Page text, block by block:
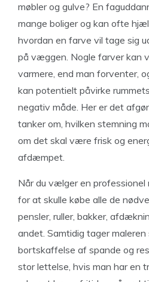
møbler og gulve? En
mange boliger og kan ofte
hvordan en farve vil tage sig
på væggen. Nogle farver kan
varmere, end man forventer,
kan potentielt påvirke
negativ måde. Her er det
tanker om, hvilken stemning
om det skal være frisk og
afdæmpet.
Når du vælger en professionel
for at skulle købe alle de
pensler, ruller, bakker,
andet. Samtidig tager
bortskaffelse af spande og
stor lettelse, hvis man har en